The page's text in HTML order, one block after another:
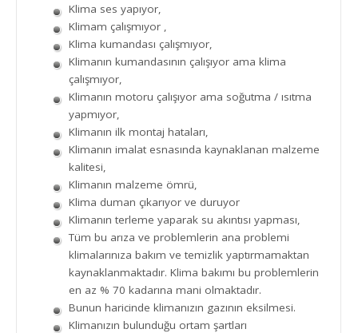
Klima ses yapıyor,
Klimam çalışmıyor ,
Klima kumandası çalışmıyor,
Klimanın kumandasının çalışıyor ama klima
çalışmıyor,
Klimanın motoru çalışıyor ama soğutma / ısıtma
yapmıyor,
Klimanın ilk montaj hataları,
Klimanın imalat esnasında kaynaklanan malzeme
kalitesi,
Klimanın malzeme ömrü,
Klima duman çıkarıyor ve duruyor
Klimanın terleme yaparak su akıntısı yapması,
Tüm bu arıza ve problemlerin ana problemi
klimalarınıza bakım ve temizlik yaptırmamaktan
kaynaklanmaktadır. Klima bakımı bu problemlerin
en az % 70 kadarına mani olmaktadır.
Bunun haricinde klimanızın gazının eksilmesi.
Klimanızın bulunduğu ortam şartları